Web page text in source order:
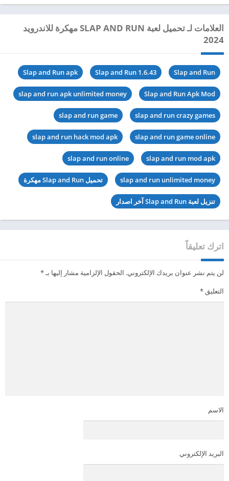
العلامات لـ تحميل لعبة SLAP AND RUN مهكرة للاندرويد
2024
Slap and Run
Slap and Run 1.6.43
Slap and Run apk
Slap and Run Apk Mod
slap and run apk unlimited money
slap and run crazy games
slap and run game
slap and run game online
slap and run hack mod apk
slap and run mod apk
slap and run online
slap and run unlimited money تحميل Slap and Run مهكرة
تنزيل لعبة Slap and Run آخر اصدار
اترك تعليقاً
لن يتم نشر عنوان بريدك الإلكتروني. الحقول الإلزامية مشار إليها بـ*
التعليق*
الاسم
البريد الإلكتروني